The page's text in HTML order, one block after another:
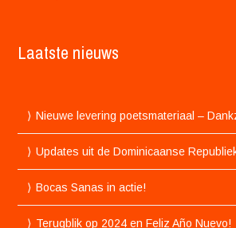
Laatste nieuws
Nieuwe levering poetsmateriaal –
Updates uit de Dominicaanse
Bocas Sanas in actie!
Terugblik op 2024 en Feliz Año Nuevo!